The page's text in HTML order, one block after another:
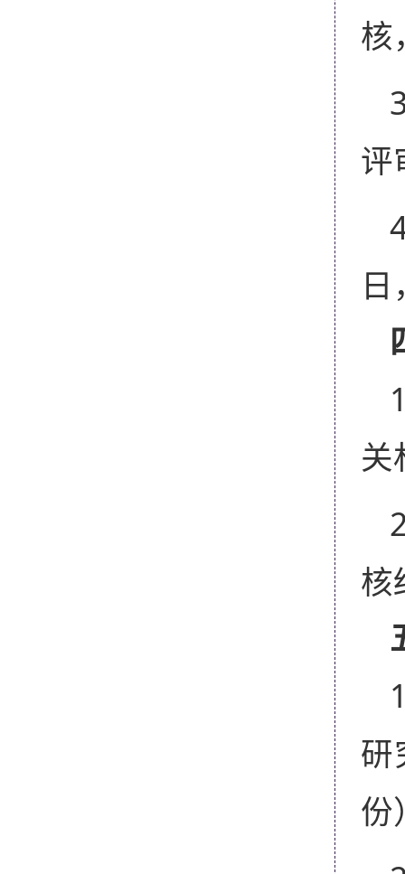
核
评
关
核
研
份